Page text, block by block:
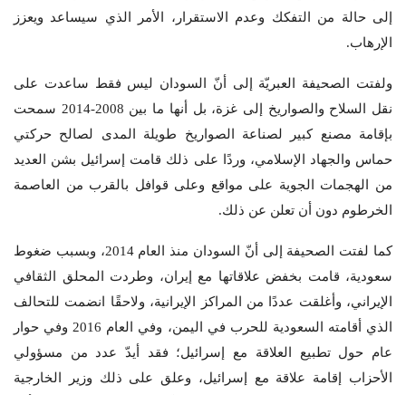
إلى حالة من التفكك وعدم الاستقرار، الأمر الذي سيساعد ويعزز
الإرهاب.
ولفتت الصحيفة العبريّة إلى أنّ السودان ليس فقط ساعدت على
نقل السلاح والصواريخ إلى غزة، بل أنها ما بين 2008-2014 سمحت
بإقامة مصنع كبير لصناعة الصواريخ طويلة المدى لصالح حركتي
حماس والجهاد الإسلامي، وردًا على ذلك قامت إسرائيل بشن العديد
من الهجمات الجوية على مواقع وعلى قوافل بالقرب من العاصمة
الخرطوم دون أن تعلن عن ذلك.
كما لفتت الصحيفة إلى أنّ السودان منذ العام 2014، وبسبب ضغوط
سعودية، قامت بخفض علاقاتها مع إيران، وطردت المحلق الثقافي
الإيراني، وأغلقت عددًا من المراكز الإيرانية، ولاحقًا انضمت للتحالف
الذي أقامته السعودية للحرب في اليمن، وفي العام 2016 وفي حوار
عام حول تطبيع العلاقة مع إسرائيل؛ فقد أيدّ عدد من مسؤولي
الأحزاب إقامة علاقة مع إسرائيل، وعلق على ذلك وزير الخارجية